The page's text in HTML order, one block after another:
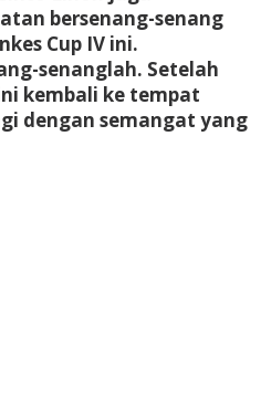
bersenang-senang
Cup IV ini.
senanglah. Setelah
kembali ke tempat
dengan semangat yang